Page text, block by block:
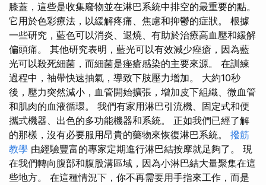
膝蓋，這些是收集廢物並在淋巴系統中排空的最重要的點。
它用於色彩療法，以緩解疼痛、焦慮和抑鬱的症狀。 根據
一些研究，藍色可以消炎、退燒、有助於治療高血壓和緩解
偏頭痛。 其他研究表明，藍光可以有效減少痤瘡，因為藍
光可以殺死細菌，而細菌是痤瘡感染的主要來源。 在訓練
過程中，袖帶快速抽氣，導致下肢壓力增加。 大約10秒
後，壓力突然減小，血管開始擴張，增加皮下組織、微血管
和肌肉的血液循環。 我們有家用淋巴引流機、固定式和便
攜式機器、出色的多功能機器和系統。 正如我們已經了解
的那樣，沒有必要服用昂貴的藥物來恢復淋巴系統。 撥筋
教學 由經驗豐富的專家定期進行淋巴結按摩就足夠了。 現
在我們轉向腹部和腹股溝區域，因為小淋巴結大量聚集在這
些地方。 在這種情況下，你不再需要用手指來工作，而是